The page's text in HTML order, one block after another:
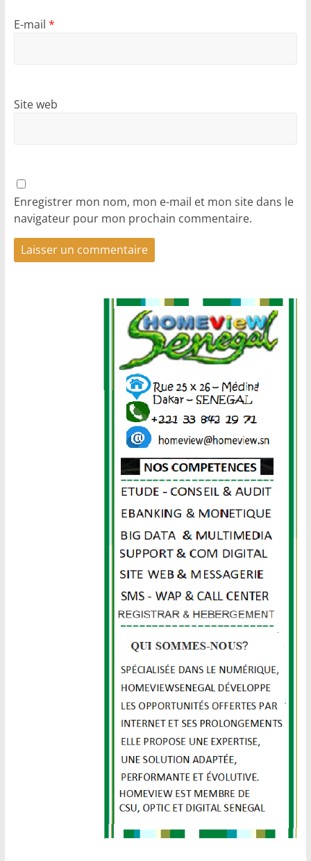
E-mail *
Site web
Enregistrer mon nom, mon e-mail et mon site dans le
navigateur pour mon prochain commentaire.